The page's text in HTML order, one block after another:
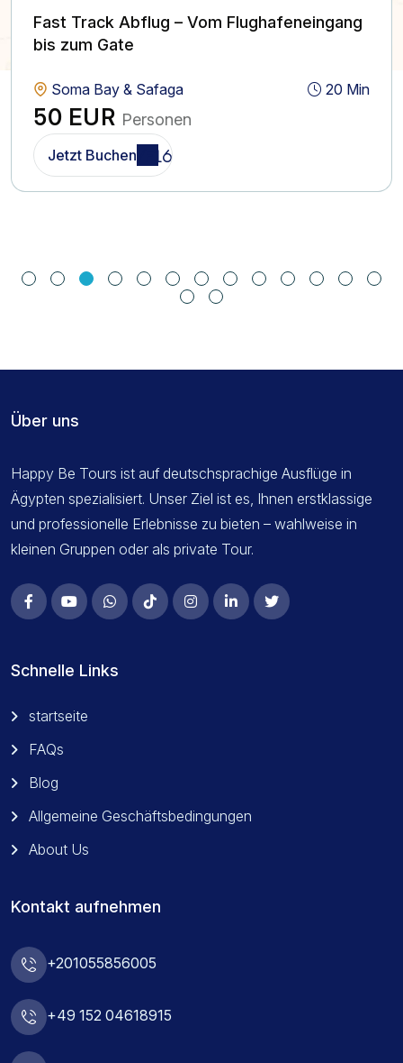
Fast Track Abflug – Vom Flughafeneingang
bis zum Gate
Soma Bay & Safaga 20 Min
50 EUR Personen
Jetzt Buchen
Über uns
Happy Be Tours ist auf deutschsprachige Ausflüge in
Ägypten spezialisiert. Unser Ziel ist es, Ihnen erstklassige
und professionelle Erlebnisse zu bieten – wahlweise in
kleinen Gruppen oder als private Tour.
Schnelle Links
startseite
FAQs
Blog
Allgemeine Geschäftsbedingungen
About Us
Kontakt aufnehmen
+201055856005
+49 152 04618915